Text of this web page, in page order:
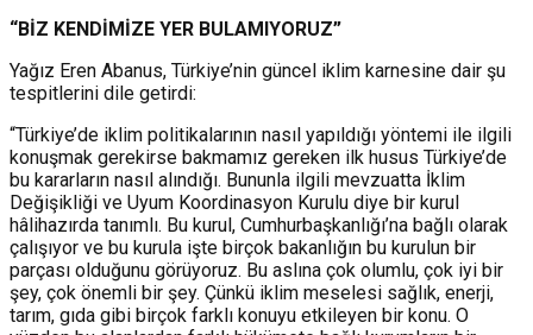
“BİZ KENDİMİZE YER BULAMIYORUZ”
Yağız Eren Abanus, Türkiye’nin güncel iklim karnesine dair şu
tespitlerini dile getirdi:
“Türkiye’de iklim politikalarının nasıl yapıldığı yöntemi ile ilgili
konuşmak gerekirse bakmamız gereken ilk husus Türkiye’de
bu kararların nasıl alındığı. Bununla ilgili mevzuatta İklim
Değişikliği ve Uyum Koordinasyon Kurulu diye bir kurul
hâlihazırda tanımlı. Bu kurul, Cumhurbaşkanlığı’na bağlı olarak
çalışıyor ve bu kurula işte birçok bakanlığın bu kurulun bir
parçası olduğunu görüyoruz. Bu aslına çok olumlu, çok iyi bir
şey, çok önemli bir şey. Çünkü iklim meselesi sağlık, enerji,
tarım, gıda gibi birçok farklı konuyu etkileyen bir konu. O